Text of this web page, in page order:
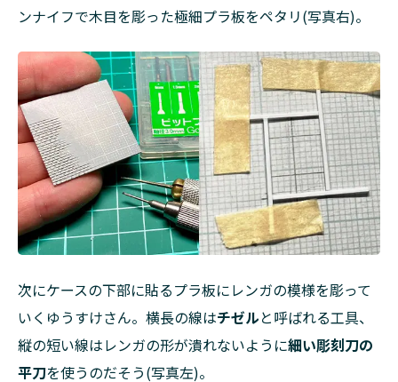
3
品
イ
メ
ー
ジ
と、
制
作
し
て
み
感
4
ジオ
ラマ
ンナイフで木目を彫った極細プラ板をペタリ(写真右)。
次にケースの下部に貼るプラ板にレンガの模様を彫って
いくゆうすけさん。横長の線はチゼルと呼ばれる工具、
縦の短い線はレンガの形が潰れないように細い彫刻刀の
平刀を使うのだそう(写真左)。